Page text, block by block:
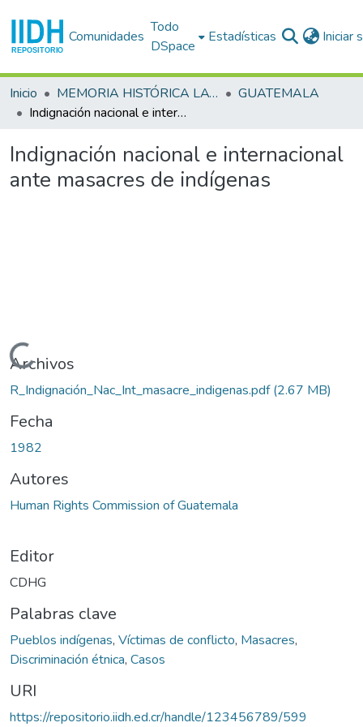
Comunidades
Todo
DSpace
Estadísticas Iniciar
Inicio MEMORIA HISTÓRICA LATINOAMERICANA
GUATEMALA
Indignación nacional e internacional ante masacres de indígenas
Indignación nacional e internacional
ante masacres de indígenas
Cargando...
Archivos
R_Indignación_Nac_Int_masacre_indigenas.pdf(2.67 MB)
Fecha
1982
Autores
Human Rights Commission of Guatemala
Editor
CDHG
Palabras clave
Pueblos indígenas, Víctimas de conflicto, Masacres,
Discriminación étnica, Casos
URI
https://repositorio.iidh.ed.cr/handle/123456789/599